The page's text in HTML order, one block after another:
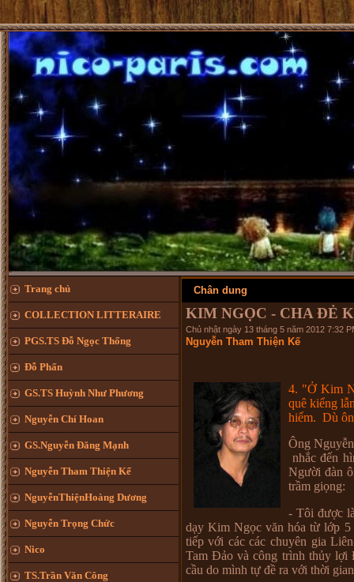
Trang chủ
COLLECTION LITTERAIRE
PGS.TS Đỗ Ngọc Thống
Đỗ Phấn
GS.TS Huỳnh Như Phương
Nguyễn Chí Hoan
GS.Nguyễn Đăng Mạnh
Nguyễn Tham Thiện Kế
NguyễnThiệnHoàng Dương
Nguyễn Trọng Chức
Nico
TS.Trần Văn Công
Chân dung
KIM NGỌC - CHA ĐẺ
Chủ nhật ngày 13 tháng 5 năm 2012 7:32
Nguyễn Tham Thiện Kế
4. "ỞKim
quê kiểng lẫ
hiểm. Dù
Ông Nguyễ
nhắc đến
Người đàn
trầm giọng:
- Tôi được
dạy Kim Ngọc văn hóa từ lớp 5
tiếp với các các chuyên gia
Tam Đảo và công trình thủy lợi
cầu do mình tựđềra với thời